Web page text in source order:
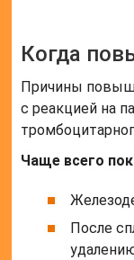
Когда
Причины
с реакцией на
Чаще всего
После